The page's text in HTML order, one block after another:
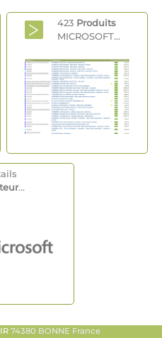
423 Produits
MICROSOFT...
...
74380 BONNE France